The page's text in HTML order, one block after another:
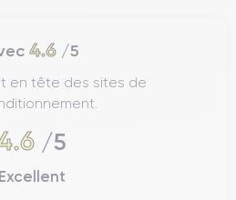
sa batterie longue durée en fait un
de travail complètes sans avoir
à la puissance d'un équipement
4.6/5
en tête des sites de
/5
Excellent